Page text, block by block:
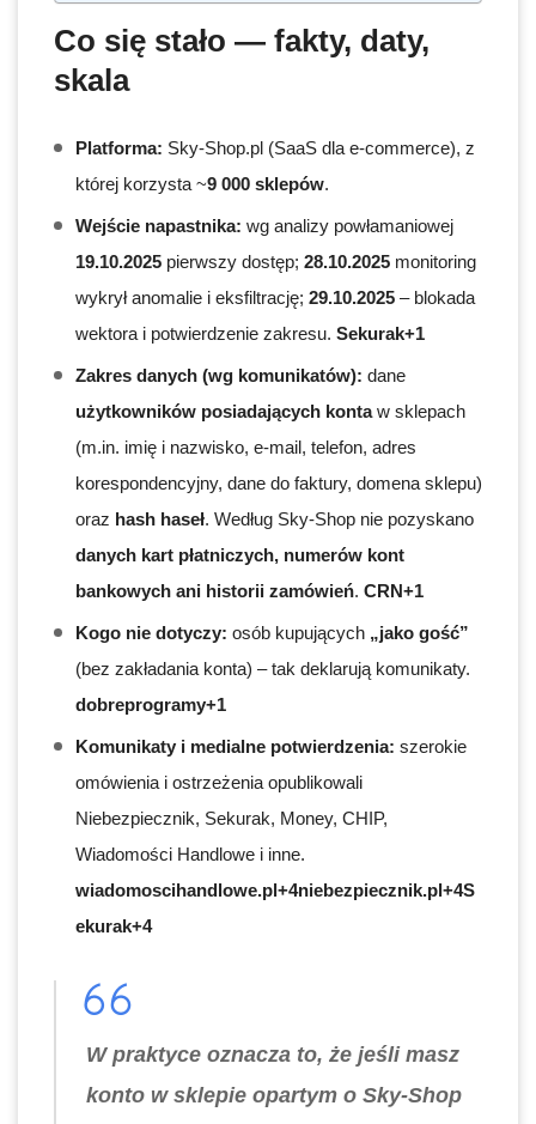
Co się stało — fakty, daty,
skala
Platforma: Sky-Shop.pl (SaaS dla e-commerce), z
której korzysta ~9 000 sklepów.
Wejście napastnika: wg analizy powłamaniowej
19.10.2025 pierwszy dostęp; 28.10.2025 monitoring
wykrył anomalie i eksfiltrację; 29.10.2025 – blokada
wektora i potwierdzenie zakresu. Sekurak+1
Zakres danych (wg komunikatów): dane
użytkowników posiadających kontaw sklepach
(m.in. imię i nazwisko, e-mail, telefon, adres
korespondencyjny, dane do faktury, domena sklepu)
oraz hash haseł. Według Sky-Shop nie pozyskano
danych kart płatniczych, numerów kont
bankowych ani historii zamówień. CRN+1
Kogo nie dotyczy: osób kupujących „jako gość”
(bez zakładania konta) – tak deklarują komunikaty.
dobreprogramy+1
Komunikaty i medialne potwierdzenia: szerokie
omówienia i ostrzeżenia opublikowali
Niebezpiecznik, Sekurak, Money, CHIP,
Wiadomości Handlowe i inne.
wiadomoscihandlowe.pl+4niebezpiecznik.pl+4S
ekurak+4
W praktyce oznacza to, że jeśli masz
konto w sklepie opartym o Sky-Shop